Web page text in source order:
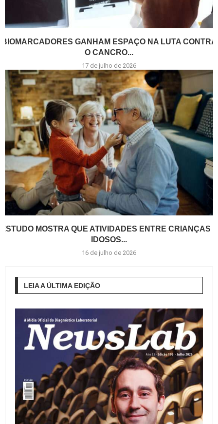
BIOMARCADORES GANHAM ESPAÇO NA LUTA CONTRA
O CANCRO...
17 de julho de 2026
ESTUDO MOSTRA QUE ATIVIDADES ENTRE CRIANÇAS E
IDOSOS...
16 de julho de 2026
LEIA A ÚLTIMA EDIÇÃO